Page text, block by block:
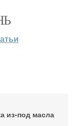
из-под масла